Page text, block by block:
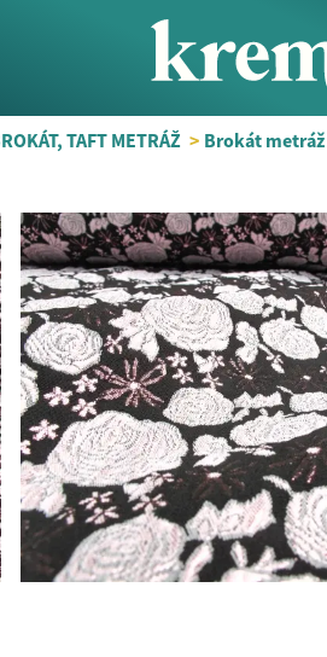
TAFT METRÁŽ > Brokát metráž